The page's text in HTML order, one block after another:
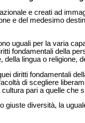
e creati ad
e del medesimo
uguali per la varia
fondamentali della
della lingua o religione,
diritti fondamentali
di scegliere
pari a quelle che
giuste diversità, la